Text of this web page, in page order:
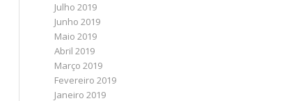
Julho 2019
Junho 2019
Maio 2019
Abril 2019
Março 2019
Fevereiro 2019
Janeiro 2019